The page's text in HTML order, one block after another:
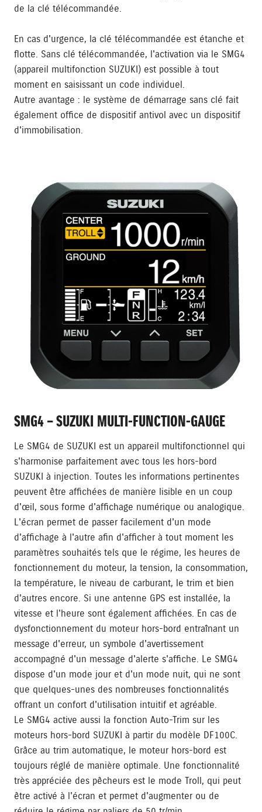
de la clé télécommandée.
En cas d'urgence, la clé télécommandée est étanche et
flotte. Sans clé télécommandée, l'activation via le SMG4
(appareil multifonction SUZUKI) est possible à tout
moment en saisissant un code individuel.
Autre avantage : le système de démarrage sans clé fait
également office de dispositif antivol avec un dispositif
d'immobilisation.
SMG4 – SUZUKI MULTI-FUNCTION-GAUGE
Le SMG4 de SUZUKI est un appareil multifonctionnel qui
s'harmonise parfaitement avec tous les hors-bord
SUZUKI à injection. Toutes les informations pertinentes
peuvent être affichées de manière lisible en un coup
d'œil, sous forme d'affichage numérique ou analogique.
L'écran permet de passer facilement d'un mode
d'affichage à l'autre afin d'afficher à tout moment les
paramètres souhaités tels que le régime, les heures de
fonctionnement du moteur, la tension, la consommation,
la température, le niveau de carburant, le trim et bien
d'autres encore. Si une antenne GPS est installée, la
vitesse et l'heure sont également affichées. En cas de
dysfonctionnement du moteur hors-bord entraînant un
message d'erreur, un symbole d'avertissement
accompagné d'un message d'alerte s'affiche. Le SMG4
dispose d'un mode jour et d'un mode nuit, qui ne sont
que quelques-unes des nombreuses fonctionnalités
offrant un confort d'utilisation intuitif et agréable.
Le SMG4 active aussi la fonction Auto-Trim sur les
moteurs hors-bord SUZUKI à partir du modèle DF100C.
Grâce au trim automatique, le moteur hors-bord est
toujours réglé de manière optimale. Une fonctionnalité
très appréciée des pêcheurs est le mode Troll, qui peut
être activé à l'écran et permet d'augmenter ou de